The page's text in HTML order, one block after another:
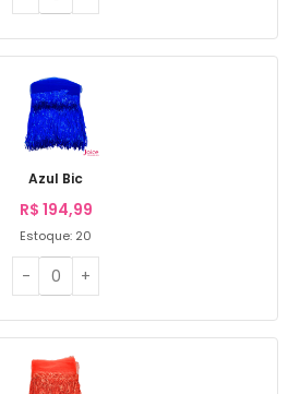
Azul Bic
R$ 194,99
Estoque: 20